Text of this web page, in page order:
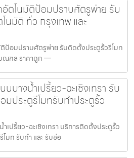
ตโนมัติป้อมปราบศัตรูพ่าย รับ
นมัติ ทั่ว กรุงเทพ และ
ป้อมปราบศัตรูพ่าย รับติดตั้งประตูรั้วรีโมท
ณฑล ราคาถูก —
บางน้ำเปรี้ยว-ฉะเชิงเทรา รับ
ประตูรีโมทรับทำประตูรั้ว
เปรี้ยว-ฉะเชิงเทรา บริการติดตั้งประตูรั้ว
มท รับทำ และ รับซ่อ